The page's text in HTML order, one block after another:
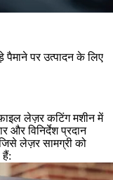
पैमाने पर उत्पादन के लिए
लेज़र कटिंग मशीन में
और विनिर्देश प्रदान
लेज़र सामग्री को
हैं: